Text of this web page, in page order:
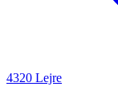
4320 Lejre